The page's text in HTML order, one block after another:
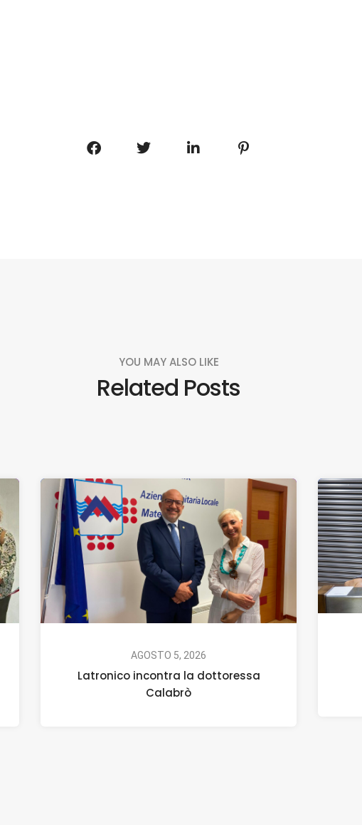
YOU MAY ALSO LIKE
Related Posts
AGOSTO 5, 2026
Latronico incontra la dottoressa
Calabrò